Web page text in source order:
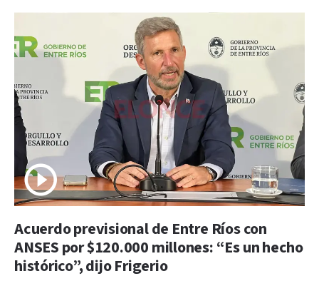
Acuerdo previsional de Entre Ríos con
ANSES por $120.000 millones: “Es un hecho
histórico”, dijo Frigerio